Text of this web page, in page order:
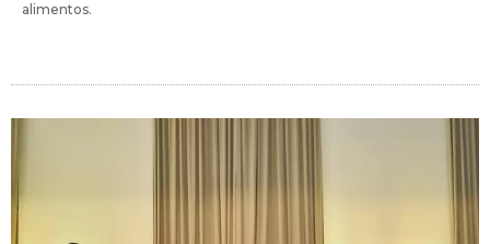
alimentos.